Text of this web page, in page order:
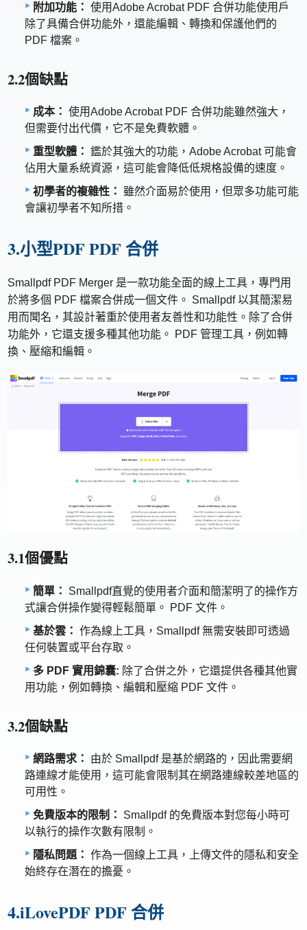
附加功能： 使用Adobe Acrobat PDF 合併功能使用戶
除了具備合併功能外，還能編輯、轉換和保護他們的
PDF 檔案。
2.2個缺點
成本： 使用Adobe Acrobat PDF 合併功能雖然強大，
但需要付出代價，它不是免費軟體。
重型軟體： 鑑於其強大的功能，Adobe Acrobat 可能會
佔用大量系統資源，這可能會降低低規格設備的速度。
初學者的複雜性：
雖然介面易於使用，但眾多功能可能
會讓初學者不知所措。
3.小型PDF PDF 合併
Smallpdf PDF Merger 是一款功能全面的線上工具，專門用
於將多個 PDF 檔案合併成一個文件。 Smallpdf 以其簡潔易
用而聞名，其設計著重於使用者友善性和功能性。除了合併
功能外，它還支援多種其他功能。 PDF 管理工具，例如轉
換、壓縮和編輯。
3.1個優點
簡單：
Smallpdf直覺的使用者介面和簡潔明了的操作方
式讓合併操作變得輕鬆簡單。 PDF 文件。
基於雲： 作為線上工具，Smallpdf 無需安裝即可透過
任何裝置或平台存取。
多 PDF 實用錦囊: 除了合併之外，它還提供各種其他實
用功能，例如轉換、編輯和壓縮 PDF 文件。
3.2個缺點
網路需求：
由於 Smallpdf 是基於網路的，因此需要網
路連線才能使用，這可能會限制其在網路連線較差地區的
可用性。
免費版本的限制：
Smallpdf 的免費版本對您每小時可
以執行的操作次數有限制。
隱私問題： 作為一個線上工具，上傳文件的隱私和安全
始終存在潛在的擔憂。
4.iLovePDF PDF 合併